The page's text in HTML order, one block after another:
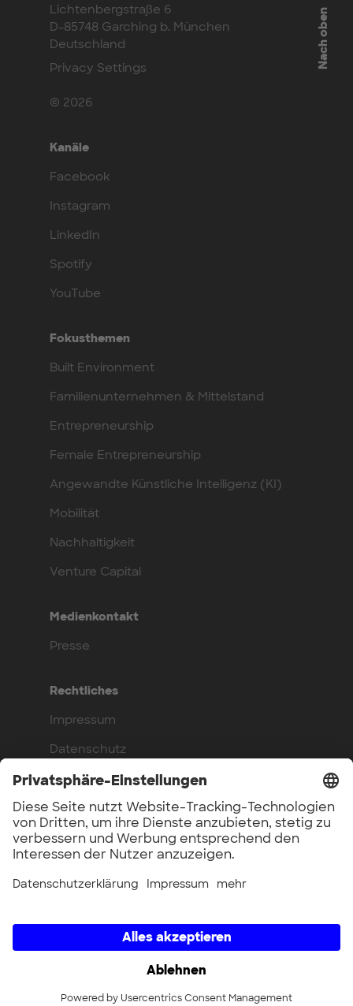
Lichtenbergstraße 6
D-85748 Garching b. München
Deutschland
Privacy Settings
© 2026
Kanäle
Facebook
Instagram
LinkedIn
Spotify
YouTube
Fokusthemen
Built Environment
Familienunternehmen & Mittelstand
Entrepreneurship
Female Entrepreneurship
Angewandte Künstliche Intelligenz (KI)
Mobilität
Nachhaltigkeit
Venture Capital
Medienkontakt
Presse
Rechtliches
Impressum
Datenschutz
Compliance
Arbeite bei uns
Benefits
Offene Stellen
Nach oben
UnternehmerTUM GmbH × UnternehmerTUM Projekt GmbH ×
Unternehmertum Venture Capital Partners GmbH ×
UnternehmerTUM MakerSpace GmbH × Munich Urban Colab
GmbH × UnternehmerTUM Industrial Innovators LEC GmbH